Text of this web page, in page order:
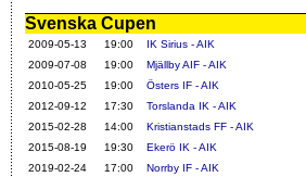
Svenska Cupen
2009-05-13 19:00 IK Sirius - AIK
2009-07-08
19:00 Mjällby AIF - AIK
2010-05-25
19:00 Östers IF - AIK
2012-09-12
17:30 Torslanda IK - AIK
2015-02-28
14:00 Kristianstads FF - AIK
2015-08-19
19:30 Ekerö IK - AIK
2019-02-24
17:00 Norrby IF - AIK